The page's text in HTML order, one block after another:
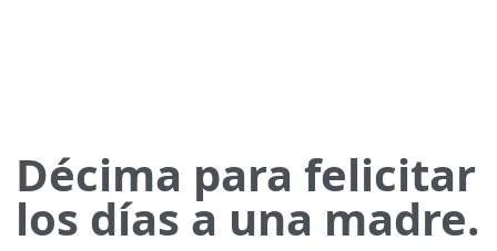
Décima para felicitar
los días a una madre.